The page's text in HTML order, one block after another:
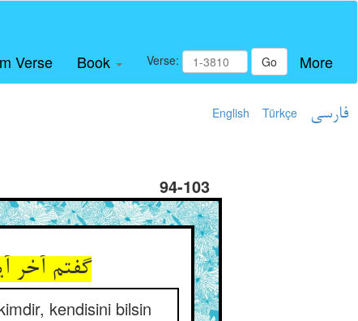
Verse Book Verse: Go More
English Türkçe فارسی
94-103
گفتم آخر
kendisini bilsin